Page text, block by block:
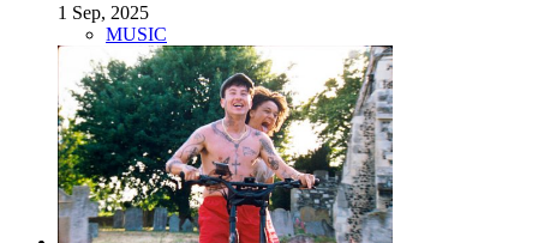
1 Sep, 2025
MUSIC